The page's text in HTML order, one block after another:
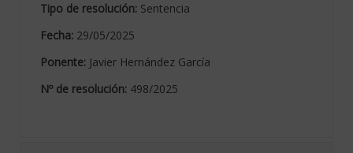
Tipo de resolución: Sentencia
Fecha: 29/05/2025
Ponente: Javier Hernández García
Nº de resolución: 498/2025